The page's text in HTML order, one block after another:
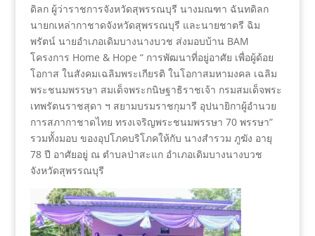
ดิลก ผู้ว่าราชการจังหวัดสุพรรณบุรี นางมณฑา ฉันทดิลก
นายกเหล่ากาชาดจังหวัดสุพรรณบุรี และนายชาตรี ฉิม
พรัตน์ นายอำเภอเดิมบางนางบวช ส่งมอบบ้าน BAM
โครงการ Home & Hope “ การพัฒนาที่อยู่อาศัย เพื่อผู้ด้อย
โอกาส ในสังคมเฉลิมพระเกียรติ ในโอกาสมหามงคล เฉลิม
พระชนมพรรษา สมเด็จพระกนิษฐาธิราชเจ้า กรมสมเด็จพระ
เทพรัตนราชสุดา ฯ สยามบรมราชกุมารี อุปนายิกาผู้อำนวย
การสภากาชาดไทย ทรงเจริญพระชนมพรรษา 70 พรรษา”
รวมทั้งมอบ ของอุปโภคบริโภคให้กับ นางสำรวม ภูฆัง อายุ
78 ปี อาศัยอยู่ ณ ตำบลป่าสะแก อำเภอเดิมบางนางบวช
จังหวัดสุพรรณบุรี